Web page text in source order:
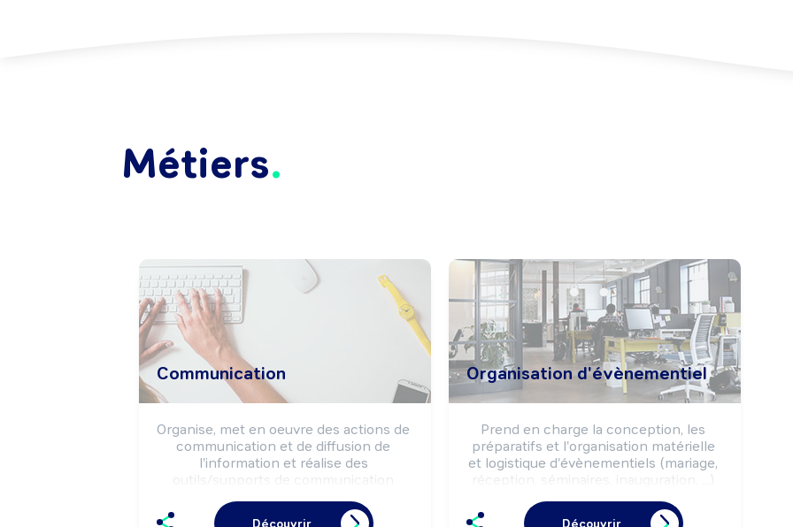
Métiers
Communication
Organise, met en oeuvre des actions de
communication et de diffusion de
l'information et réalise des
outils/supports de communication
participer à la définition de la politique
Découvrir
Organisation d'évènementiel
Prend en charge la conception, les
préparatifs et l'organisation matérielle
et logistique d'évènementiels (mariage,
réception, séminaires, inauguration, ...)
à des particuliers ou des
Découvrir